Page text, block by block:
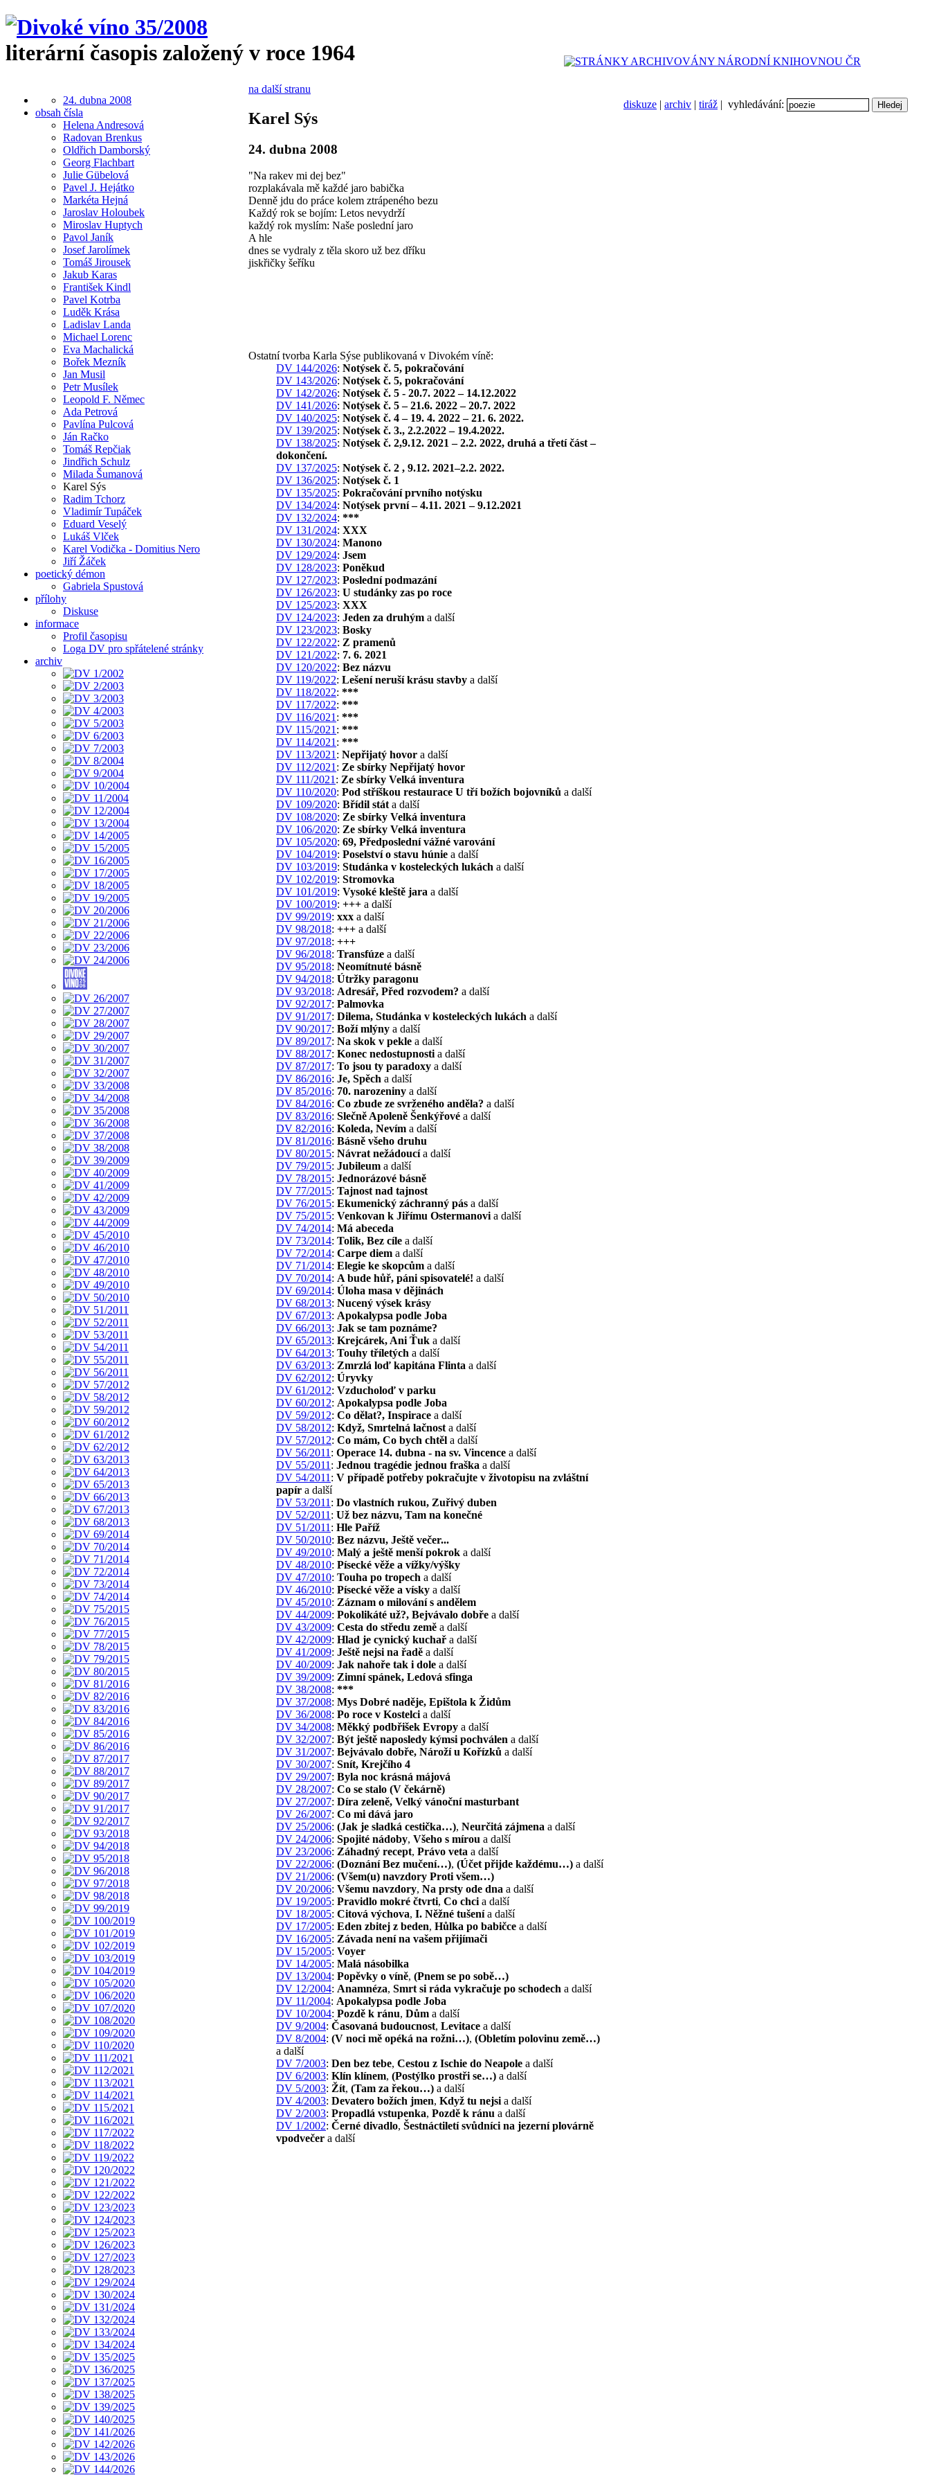
literární časopis založený v roce 1964
diskuze | archiv | tiráž | vyhledávání:
24. dubna 2008
obsah čísla
Helena Andresová
Radovan Brenkus
Oldřich Damborský
Georg Flachbart
Julie Gübelová
Pavel J. Hejátko
Markéta Hejná
Jaroslav Holoubek
Miroslav Huptych
Pavol Janík
Josef Jarolímek
Tomáš Jirousek
Jakub Karas
František Kindl
Pavel Kotrba
Luděk Krása
Ladislav Landa
Michael Lorenc
Eva Machalická
Bořek Mezník
Jan Musil
Petr Musílek
Leopold F. Němec
Ada Petrová
Pavlína Pulcová
Ján Račko
Tomáš Repčiak
Jindřich Schulz
Milada Šumanová
Karel Sýs
Radim Tchorz
Vladimír Tupáček
Eduard Veselý
Lukáš Vlček
Karel Vodička - Domitius Nero
Jiří Žáček
poetický démon
Gabriela Spustová
přílohy
Diskuse
informace
Profil časopisu
Loga DV pro spřátelené stránky
archiv
na další stranu
Karel Sýs
24. dubna 2008
"Na rakev mi dej bez"
rozplakávala mě každé jaro babička
Denně jdu do práce kolem ztrápeného bezu
Každý rok se bojím: Letos nevydrží
každý rok myslím: Naše poslední jaro
A hle
dnes se vydraly z těla skoro už bez dříku
jiskřičky šeříku
Ostatní tvorba Karla Sýse publikovaná v Divokém víně:
DV 144/2026: Notýsek č. 5, pokračování
DV 143/2026: Notýsek č. 5, pokračování
DV 142/2026: Notýsek č. 5 - 20.7. 2022 – 14.12.2022
DV 141/2026: Notýsek č. 5 – 21.6. 2022 – 20.7. 2022
DV 140/2025: Notýsek č. 4 – 19. 4. 2022 – 21. 6. 2022.
DV 139/2025: Notýsek č. 3., 2.2.2022 – 19.4.2022.
DV 138/2025: Notýsek č. 2,9.12. 2021 – 2.2. 2022, druhá a třetí část –
dokončení.
DV 137/2025: Notýsek č. 2 , 9.12. 2021–2.2. 2022.
DV 136/2025: Notýsek č. 1
DV 135/2025: Pokračování prvního notýsku
DV 134/2024: Notýsek první – 4.11. 2021 – 9.12.2021
DV 132/2024: ***
DV 131/2024: XXX
DV 130/2024: Manono
DV 129/2024: Jsem
DV 128/2023: Poněkud
DV 127/2023: Poslední podmazání
DV 126/2023: U studánky zas po roce
DV 125/2023: XXX
DV 124/2023: Jeden za druhým a další
DV 123/2023: Bosky
DV 122/2022: Z pramenů
DV 121/2022: 7. 6. 2021
DV 120/2022: Bez názvu
DV 119/2022: Lešení neruší krásu stavby a další
DV 118/2022: ***
DV 117/2022: ***
DV 116/2021 : ***
DV 115/2021 : ***
DV 114/2021 : ***
DV 113/2021 : Nepřijatý hovor a další
DV 112/2021 : Ze sbírky Nepřijatý hovor
DV 111/2021 : Ze sbírky Velká inventura
DV 110/2020: Pod stříškou restaurace U tří božích bojovníků a další
DV 109/2020: Břídil stát a další
DV 108/2020: Ze sbírky Velká inventura
DV 106/2020: Ze sbírky Velká inventura
DV 105/2020: 69, Předposlední vážné varování
DV 104/2019: Poselství o stavu húnie a další
DV 103/2019: Studánka v kosteleckých lukách a další
DV 102/2019: Stromovka
DV 101/2019: Vysoké kleště jara a další
DV 100/2019: +++ a další
DV 99/2019: xxx a další
DV 98/2018: +++ a další
DV 97/2018: +++
DV 96/2018: Transfúze a další
DV 95/2018: Neomítnuté básně
DV 94/2018: Útržky paragonu
DV 93/2018: Adresář, Před rozvodem? a další
DV 92/2017: Palmovka
DV 91/2017: Dilema, Studánka v kosteleckých lukách a další
DV 90/2017: Boží mlýny a další
DV 89/2017: Na skok v pekle a další
DV 88/2017: Konec nedostupnosti a další
DV 87/2017: To jsou ty paradoxy a další
DV 86/2016: Je, Spěch a další
DV 85/2016: 70. narozeniny a další
DV 84/2016: Co zbude ze svrženého anděla? a další
DV 83/2016: Slečně Apoleně Šenkýřové a další
DV 82/2016: Koleda, Nevím a další
DV 81/2016: Básně všeho druhu
DV 80/2015: Návrat nežádoucía další
DV 79/2015: Jubileum a další
DV 78/2015: Jednorázové básně
DV 77/2015: Tajnost nad tajnost
DV 76/2015: Ekumenický záchranný pás a další
DV 75/2015: Venkovan k Jiřímu Ostermanovi a další
DV 74/2014: Má abeceda
DV 73/2014: Tolik, Bez cíle a další
DV 72/2014: Carpe diem a další
DV 71/2014: Elegie ke skopcům a další
DV 70/2014: A bude hůř, páni spisovatelé! a další
DV 69/2014: Úloha masa v dějinách
DV 68/2013: Nucený výsek krásy
DV 67/2013: Apokalypsa podle Joba
DV 66/2013: Jak se tam poznáme?
DV 65/2013: Krejcárek, Ani Ťuk a další
DV 64/2013: Touhy tříletých a další
DV 63/2013: Zmrzlá loď kapitána Flinta a další
DV 62/2012: Úryvky
DV 61/2012: Vzducholoď v parku
DV 60/2012: Apokalypsa podle Joba
DV 59/2012: Co dělat?, Inspirace a další
DV 58/2012: Když, Smrtelná lačnost a další
DV 57/2012: Co mám, Co bych chtěl a další
DV 56/2011 : Operace 14. dubna - na sv. Vincence a další
DV 55/2011 : Jednou tragédie jednou fraška a další
DV 54/2011 : V případě potřeby pokračujte v životopisu na zvláštní
papír a další
DV 53/2011 : Do vlastních rukou, Zuřivý duben
DV 52/2011 : Už bez názvu, Tam na konečné
DV 51/2011 : Hle Paříž
DV 50/2010: Bez názvu, Ještě večer...
DV 49/2010: Malý a ještě menší pokrok a další
DV 48/2010: Písecké věže a vížky/výšky
DV 47/2010: Touha po tropech a další
DV 46/2010: Písecké věže a vísky a další
DV 45/2010: Záznam o milování s andělem
DV 44/2009: Pokolikáté už?, Bejvávalo dobře a další
DV 43/2009: Cesta do středu země a další
DV 42/2009: Hlad je cynický kuchař a další
DV 41/2009: Ještě nejsi na řadě a další
DV 40/2009: Jak nahoře tak i dole a další
DV 39/2009: Zimní spánek, Ledová sfinga
DV 38/2008: ***
DV 37/2008: Mys Dobré naděje, Epištola k Židům
DV 36/2008: Po roce v Kostelci a další
DV 34/2008: Měkký podbřišek Evropy a další
DV 32/2007: Být ještě naposledy kýmsi pochválen a další
DV 31/2007: Bejvávalo dobře, Nároží u Kořízků a další
DV 30/2007: Snít, Krejčího 4
DV 29/2007: Byla noc krásná májová
DV 28/2007: Co se stalo (V čekárně)
DV 27/2007: Díra zeleně, Velký vánoční masturbant
DV 26/2007: Co mi dává jaro
DV 25/2006: (Jak je sladká cestička…), Neurčitá zájmena a další
DV 24/2006: Spojité nádoby, Všeho s mírou a další
DV 23/2006: Záhadný recept, Právo veta a další
DV 22/2006: (Doznání Bez mučení…), (Účet přijde každému…) a další
DV 21/2006: (Všem(u) navzdory Proti všem…)
DV 20/2006: Všemu navzdory, Na prsty ode dna a další
DV 19/2005: Pravidlo mokré čtvrti, Co chci a další
DV 18/2005: Citová výchova, I. Něžné tušenía další
DV 17/2005: Eden zbitej z beden, Hůlka po babičce a další
DV 16/2005: Závada není na vašem přijímači
DV 15/2005: Voyer
DV 14/2005: Malá násobilka
DV 13/2004: Popěvky o víně, (Pnem se po sobě…)
DV 12/2004: Anamnéza, Smrt si ráda vykračuje po schodech a další
DV 11/2004: Apokalypsa podle Joba
DV 10/2004: Pozdě k ránu, Dům a další
DV 9/2004: Časovaná budoucnost, Levitace a další
DV 8/2004: (V noci mě opéká na rožni…), (Obletím polovinu země…)
a další
DV 7/2003: Den bez tebe, Cestou z Ischie do Neapole a další
DV 6/2003: Klín klínem, (Postýlko prostři se…) a další
DV 5/2003: Žít, (Tam za řekou…) a další
DV 4/2003: Devatero božích jmen, Když tu nejsi a další
DV 2/2003: Propadlá vstupenka, Pozdě k ránu a další
DV 1/2002: Černé divadlo, Šestnáctiletí svůdníci na jezerní plovárně
vpodvečer a další